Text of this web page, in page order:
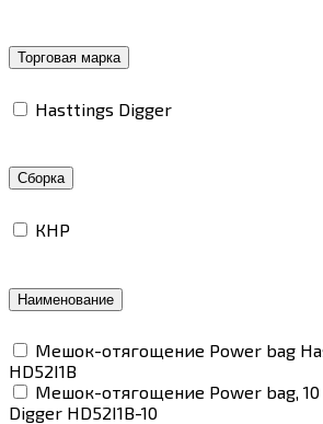
Торговая марка
Hasttings Digger
Сборка
КНР
Наименование
Мешок-отягощение Power bag
HD52I1B
Мешок-отягощение Power bag,
Digger HD52I1B-10